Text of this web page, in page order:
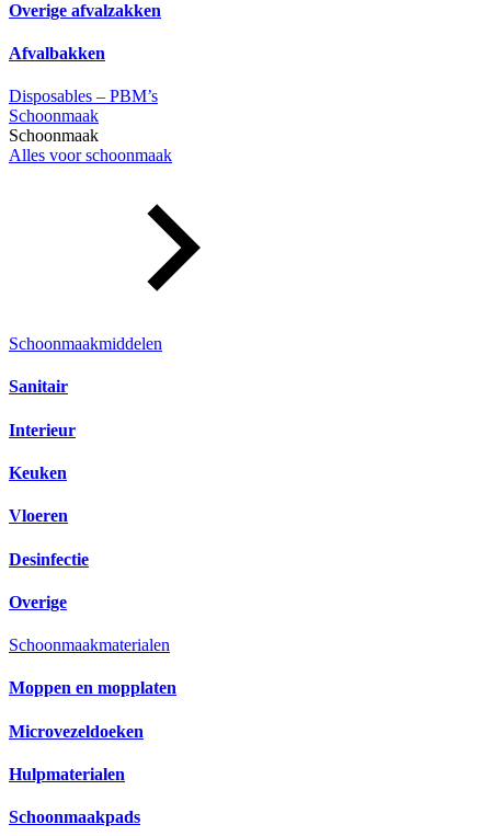
Overige afvalzakken
Afvalbakken
Disposables – PBM’s
Schoonmaak
Schoonmaak
Alles voor schoonmaak
Schoonmaakmiddelen
Sanitair
Interieur
Keuken
Vloeren
Desinfectie
Overige
Schoonmaakmaterialen
Moppen en mopplaten
Microvezeldoeken
Hulpmaterialen
Schoonmaakpads